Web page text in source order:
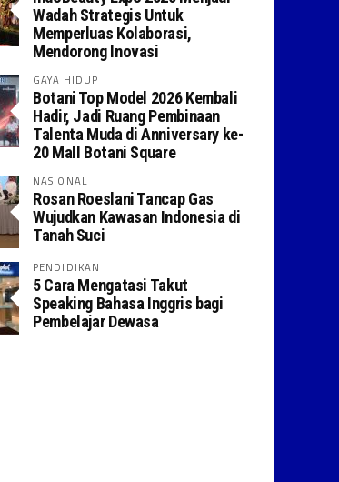
Wadah Strategis Untuk
Memperluas Kolaborasi,
Mendorong Inovasi
GAYA HIDUP
Botani Top Model 2026 Kembali
Hadir, Jadi Ruang Pembinaan
Talenta Muda di Anniversary ke-
20 Mall Botani Square
NASIONAL
Rosan Roeslani Tancap Gas
Wujudkan Kawasan Indonesia di
Tanah Suci
PENDIDIKAN
5 Cara Mengatasi Takut
Speaking Bahasa Inggris bagi
Pembelajar Dewasa